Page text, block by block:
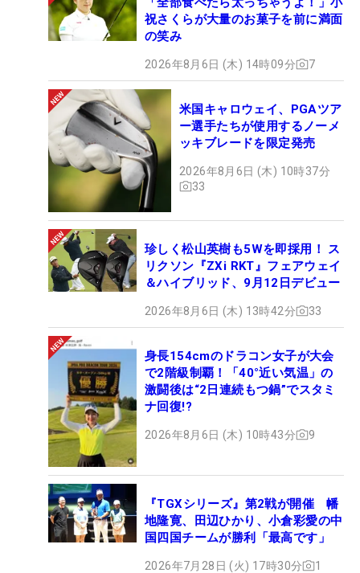
祝さくらが大量のお菓子を前に満面
の笑み
2026年8月6日 (木) 14時09分 7
米国キャロウェイ、PGAツア
ー選手たちが使用するノーメ
ッキブレードを限定発売
2026年8月6日 (木) 10時37分
33
珍しく松山英樹も5Wを即採用！ ス
リクソン『ZXi RKT』フェアウェイ
＆ハイブリッド、9月12日デビュー
2026年8月6日 (木) 13時42分 33
身長154cmのドラコン女子が大会
で2階級制覇！「40°近い気温」の
激闘後は“2日連続もつ鍋”でスタミ
ナ回復!?
2026年8月6日 (木) 10時43分 9
『TGXシリーズ』第2戦が開催 幡
地隆寛、田辺ひかり、小倉彩愛の中
国四国チームが勝利「最高です」
2026年7月28日 (火) 17時30分 1